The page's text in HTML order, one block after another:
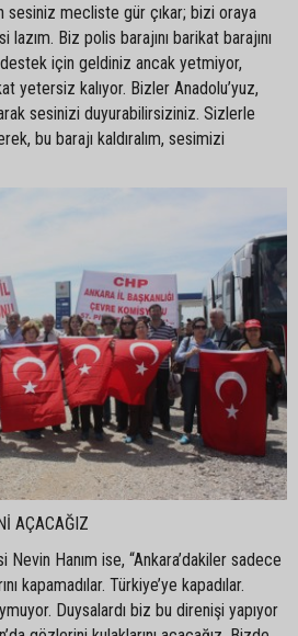
sesiniz mecliste gür çıkar; bizi oraya
Biz polis barajını barikat barajını
için geldiniz ancak yetmiyor,
yetersiz kalıyor. Bizler Anadolu’yuz,
sesinizi duyurabilirsiziniz. Sizlerle
bu barajı kaldıralım, sesimizi
AÇACAĞIZ
Hanım ise, “Ankara’dakiler sadece
kapamadılar. Türkiye’ye kapadılar.
Duysalardı biz bu direnişi yapıyor